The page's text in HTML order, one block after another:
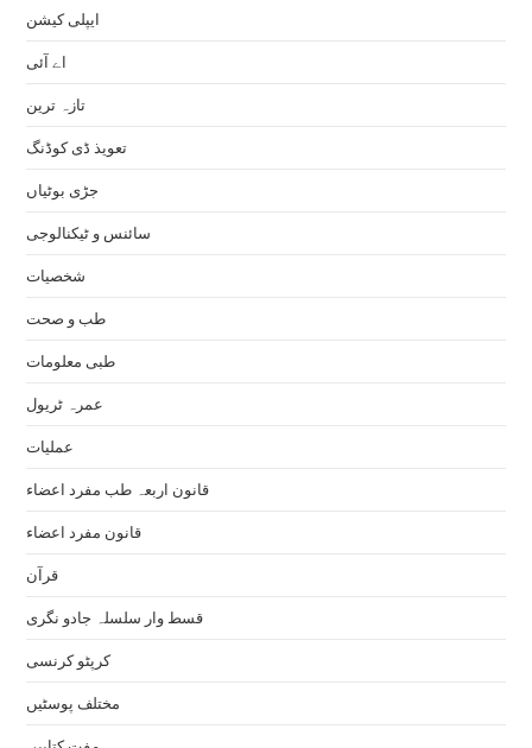
ایپلی کیشن
اے آئی
تازہ ترین
تعویذ ڈی کوڈنگ
جڑی بوٹیاں
سائنس و ٹیکنالوجی
شخصیات
طب و صحت
طبی معلومات
عمرہ ٹریول
عملیات
قانون اربعہ طب مفرد اعضاء
قانون مفرد اعضاء
قرآن
قسط وار سلسلہ جادو نگری
کرپٹو کرنسی
مختلف پوسٹیں